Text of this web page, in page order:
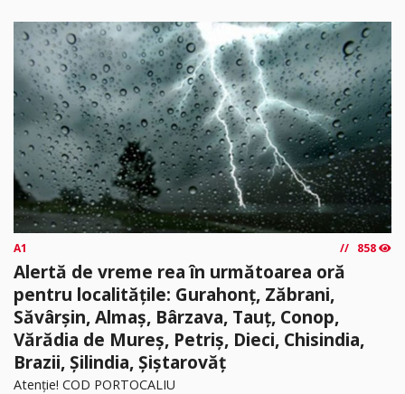
A1 858
Alertă de vreme rea în următoarea oră
pentru localitățile: Gurahonț, Zăbrani,
Săvârșin, Almaș, Bârzava, Tauț, Conop,
Vărădia de Mureș, Petriș, Dieci, Chisindia,
Brazii, Șilindia, Șiștarovăț
Atenție! COD PORTOCALIU